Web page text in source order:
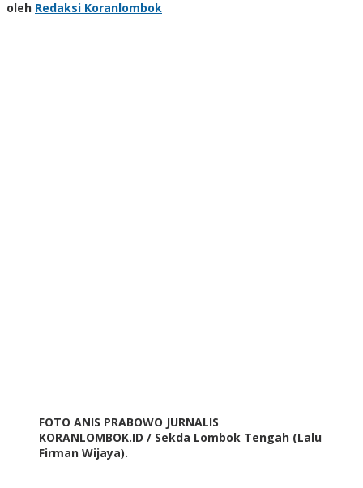
oleh Redaksi Koranlombok
FOTO ANIS PRABOWO JURNALIS
KORANLOMBOK.ID / Sekda Lombok Tengah (Lalu
Firman Wijaya).